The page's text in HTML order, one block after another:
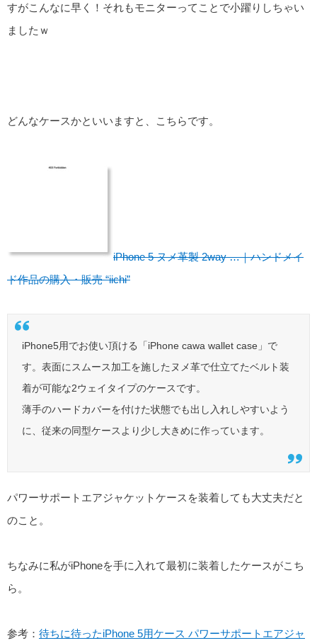
すがこんなに早く！それもモニターってことで小躍りしちゃい
ましたｗ
どんなケースかといいますと、こちらです。
iPhone 5 ヌメ革製 2way …｜ハンドメイ
ド作品の購入・販売 “iichi”
iPhone5用でお使い頂ける「iPhone cawa wallet case」で
す。表面にスムース加工を施したヌメ革で仕立てたベルト装
着が可能な2ウェイタイプのケースです。
薄手のハードカバーを付けた状態でも出し入れしやすいよう
に、従来の同型ケースより少し大きめに作っています。
パワーサポートエアジャケットケースを装着しても大丈夫だと
のこと。
ちなみに私がiPhoneを手に入れて最初に装着したケースがこち
ら。
参考： 待ちに待ったiPhone 5用ケース パワーサポートエアジャ